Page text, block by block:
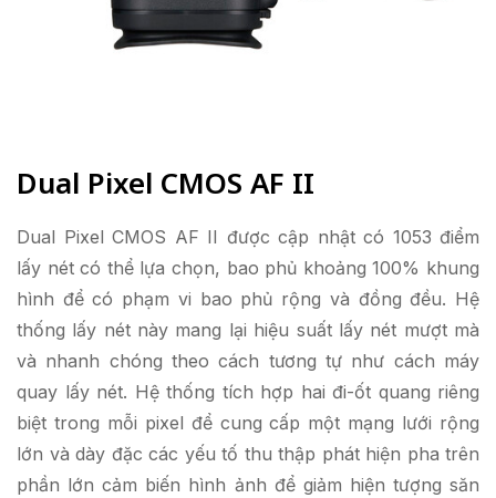
Dual Pixel CMOS AF II
Dual Pixel CMOS AF II được cập nhật có 1053 điểm
lấy nét có thể lựa chọn, bao phủ khoảng 100% khung
hình để có phạm vi bao phủ rộng và đồng đều. Hệ
thống lấy nét này mang lại hiệu suất lấy nét mượt mà
và nhanh chóng theo cách tương tự như cách máy
quay lấy nét. Hệ thống tích hợp hai đi-ốt quang riêng
biệt trong mỗi pixel để cung cấp một mạng lưới rộng
lớn và dày đặc các yếu tố thu thập phát hiện pha trên
phần lớn cảm biến hình ảnh để giảm hiện tượng săn